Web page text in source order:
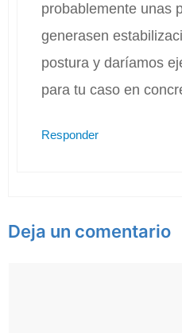
probablemente unas
generasen
postura y daríamos
para tu caso en
Responder
Deja un comentario